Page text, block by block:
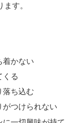
す。
着かない
くる
落ち込む
がつけられない